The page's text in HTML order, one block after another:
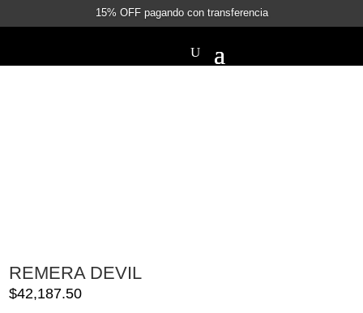
15% OFF pagando con transferencia
REMERA DEVIL
$42,187.50